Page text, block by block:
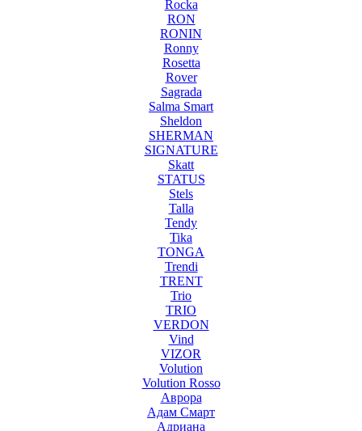
Rocka
RON
RONIN
Ronny
Rosetta
Rover
Sagrada
Salma Smart
Sheldon
SHERMAN
SIGNATURE
Skatt
STATUS
Stels
Talla
Tendy
Tika
TONGA
Trendi
TRENT
Trio
TRIO
VERDON
Vind
VIZOR
Volution
Volution Rosso
Аврора
Адам Смарт
Адриана